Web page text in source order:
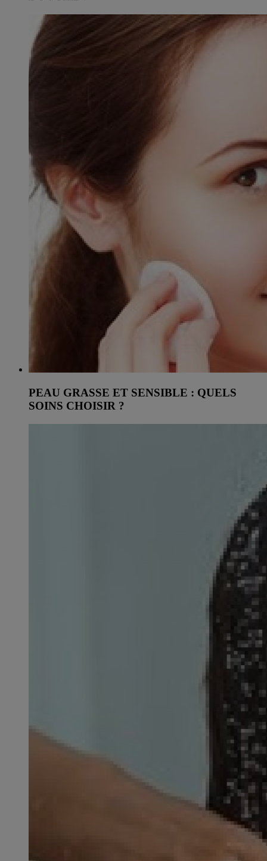
PEAU GRASSE ET SENSIBLE : QUELS
SOINS CHOISIR ?